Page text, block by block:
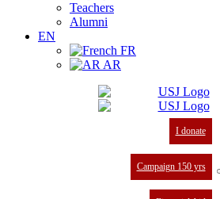
Teachers
Alumni
EN
FR
AR
I donate
Campaign 150 yrs